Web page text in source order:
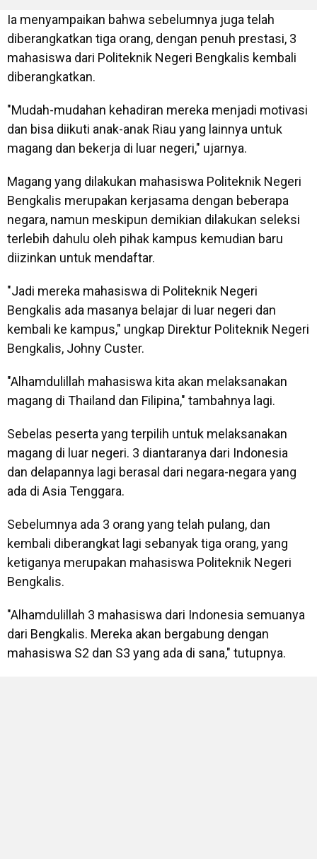
Ia menyampaikan bahwa sebelumnya juga telah
diberangkatkan tiga orang, dengan penuh prestasi, 3
mahasiswa dari Politeknik Negeri Bengkalis kembali
diberangkatkan.
"Mudah-mudahan kehadiran mereka menjadi motivasi
dan bisa diikuti anak-anak Riau yang lainnya untuk
magang dan bekerja di luar negeri," ujarnya.
Magang yang dilakukan mahasiswa Politeknik Negeri
Bengkalis merupakan kerjasama dengan beberapa
negara, namun meskipun demikian dilakukan seleksi
terlebih dahulu oleh pihak kampus kemudian baru
diizinkan untuk mendaftar.
"Jadi mereka mahasiswa di Politeknik Negeri
Bengkalis ada masanya belajar di luar negeri dan
kembali ke kampus," ungkap Direktur Politeknik Negeri
Bengkalis, Johny Custer.
"Alhamdulillah mahasiswa kita akan melaksanakan
magang di Thailand dan Filipina," tambahnya lagi.
Sebelas peserta yang terpilih untuk melaksanakan
magang di luar negeri. 3 diantaranya dari Indonesia
dan delapannya lagi berasal dari negara-negara yang
ada di Asia Tenggara.
Sebelumnya ada 3 orang yang telah pulang, dan
kembali diberangkat lagi sebanyak tiga orang, yang
ketiganya merupakan mahasiswa Politeknik Negeri
Bengkalis.
"Alhamdulillah 3 mahasiswa dari Indonesia semuanya
dari Bengkalis. Mereka akan bergabung dengan
mahasiswa S2 dan S3 yang ada di sana," tutupnya.